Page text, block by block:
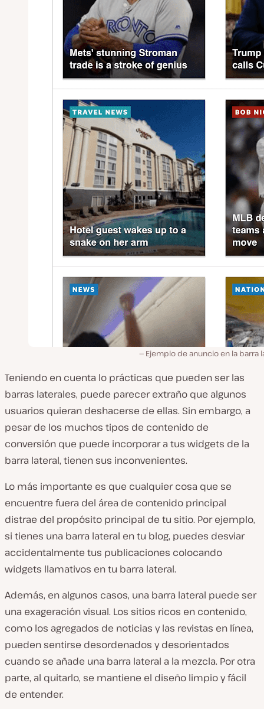
Ejemplo de anuncio en la barra
Teniendo en cuenta lo prácticas que pueden ser las
barras laterales, puede parecer extraño que algunos
usuarios quieran deshacerse de ellas. Sin embargo, a
pesar de los muchos tipos de contenido de
conversión que puede incorporar a tus widgets de la
barra lateral, tienen sus inconvenientes.
Lo más importante es que cualquier cosa que se
encuentre fuera del área de contenido principal
distrae del propósito principal de tu sitio. Por ejemplo,
si tienes una barra lateral en tu blog, puedes desviar
accidentalmente tus publicaciones colocando
widgets llamativos en tu barra lateral.
Además, en algunos casos, una barra lateral puede ser
una exageración visual. Los sitios ricos en contenido,
como los agregados de noticias y las revistas en línea,
pueden sentirse desordenados y desorientados
cuando se añade una barra lateral a la mezcla. Por otra
parte, al quitarlo, se mantiene el diseño limpio y fácil
de entender.